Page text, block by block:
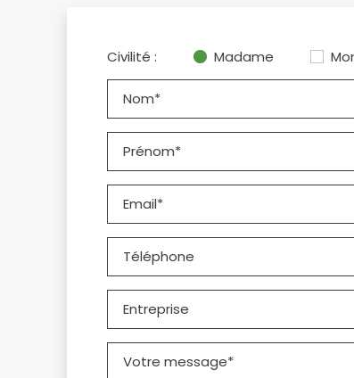
Civilité : Madame